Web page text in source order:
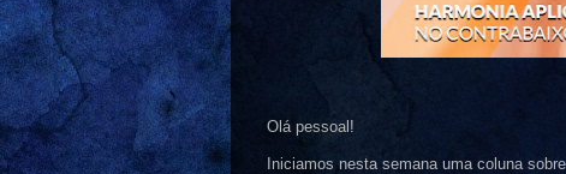
Olá pessoal!
Iniciamos nesta semana uma coluna